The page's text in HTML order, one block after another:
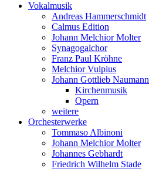
Vokalmusik
Andreas Hammerschmidt
Calmus Edition
Johann Melchior Molter
Synagogalchor
Franz Paul Kröhne
Melchior Vulpius
Johann Gottlieb Naumann
Kirchenmusik
Opern
weitere
Orchesterwerke
Tommaso Albinoni
Johann Melchior Molter
Johannes Gebhardt
Friedrich Wilhelm Stade